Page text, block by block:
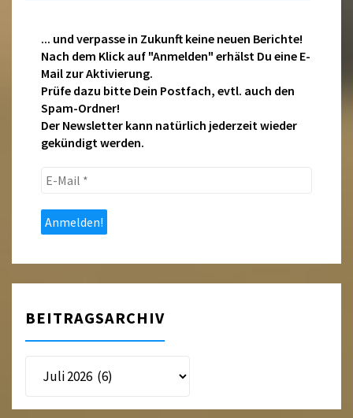
... und verpasse in Zukunft keine neuen Berichte!
Nach dem Klick auf "Anmelden" erhälst Du eine E-
Mail zur Aktivierung.
Prüfe dazu bitte Dein Postfach, evtl. auch den
Spam-Ordner!
Der Newsletter kann natürlich jederzeit wieder
gekündigt werden.
E-
*
BEITRAGSARCHIV
Beitragsarchiv